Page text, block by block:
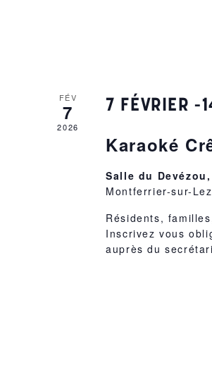
FÉV
7
2026
7 FÉVRIER -
Karaoké
Salle du
Montferrier-sur-Lez
Résidents,
Inscrivez vous
auprès du